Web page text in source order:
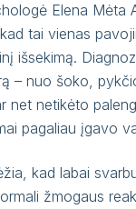
Elena Mėta
tai vienas
išsekimą.
– nuo šoko,
net netikėto
pagaliau įgavo
kad labai
žmogaus